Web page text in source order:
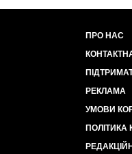
ПРО НАС
РЕКЛАМА
УМОВИ
ПОЛІТИКА